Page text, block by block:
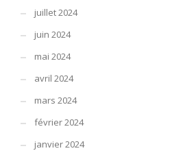
juillet 2024
juin 2024
mai 2024
avril 2024
mars 2024
février 2024
janvier 2024